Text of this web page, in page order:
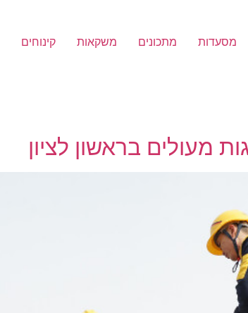
מסעדות מתכונים משקאות קינוחים
מעולים בראשון לציון